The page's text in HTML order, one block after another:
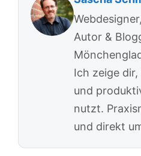
Autor &
Ich zeige
und
nutzt.
und direkt